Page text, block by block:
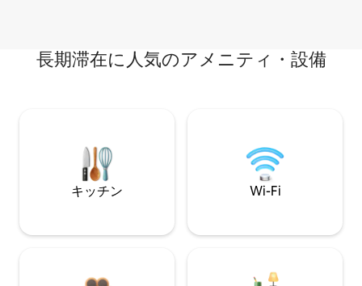
長期滞在に人気のアメニティ・設備
キッチン Wi-Fi